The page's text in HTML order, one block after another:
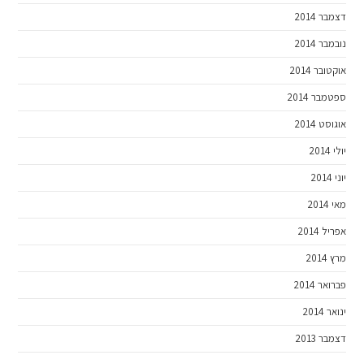
דצמבר 2014
נובמבר 2014
אוקטובר 2014
ספטמבר 2014
אוגוסט 2014
יולי 2014
יוני 2014
מאי 2014
אפריל 2014
מרץ 2014
פברואר 2014
ינואר 2014
דצמבר 2013